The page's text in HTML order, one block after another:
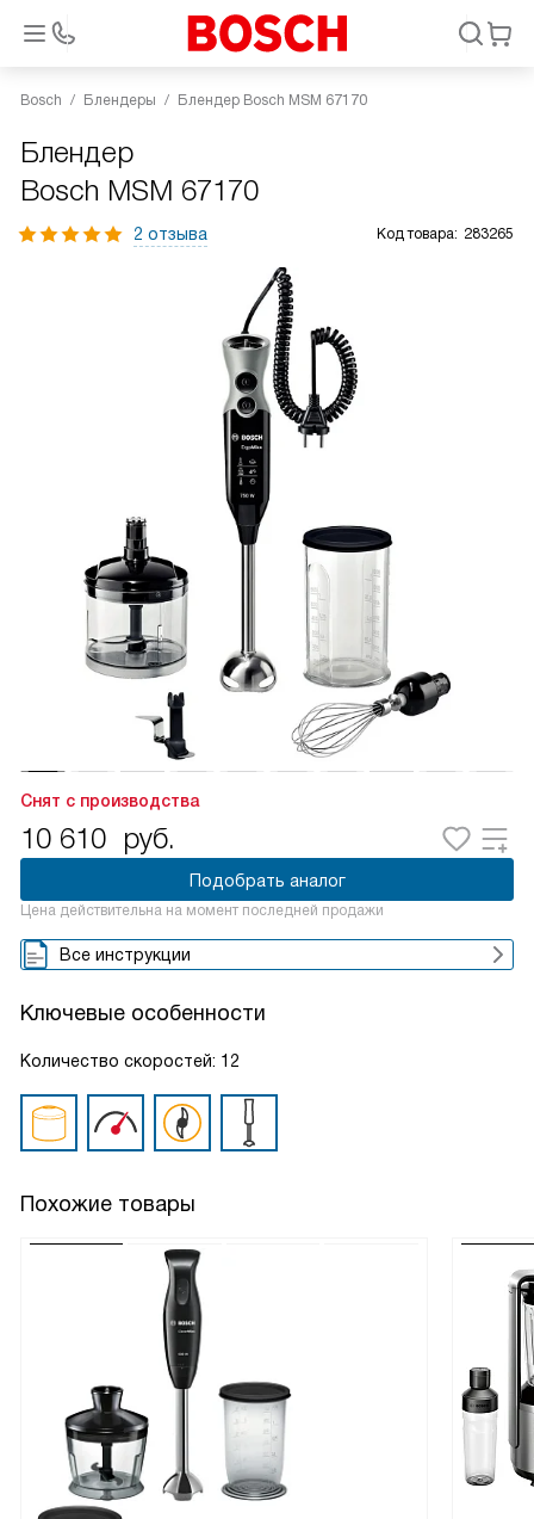
Bosch Блендеры Блендер Bosch MSM 67170
Блендер
Bosch MSM 67170
2 отзыва Код товара: 283265
Снят с производства
10 610 руб.
Подобрать аналог
Цена действительна на момент последней продажи
Все инструкции
Ключевые особенности
Количество скоростей: 12
Похожие товары